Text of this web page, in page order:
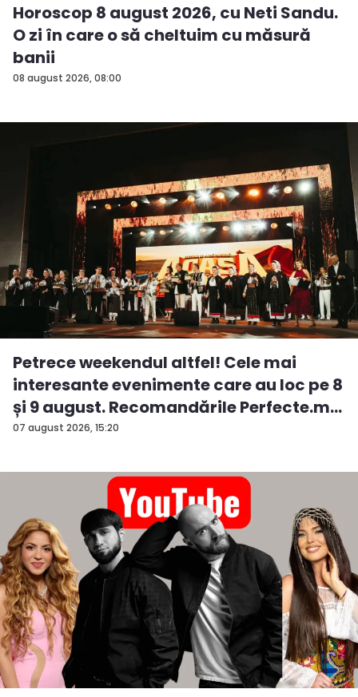
08 august 2026, 08:00
Horoscop 8 august 2026, cu Neti Sandu.
O zi în care o să cheltuim cu măsură
banii
07 august 2026, 15:20
Petrece weekendul altfel! Cele mai
interesante evenimente care au loc pe 8
și 9 august. Recomandările Perfecte.m...